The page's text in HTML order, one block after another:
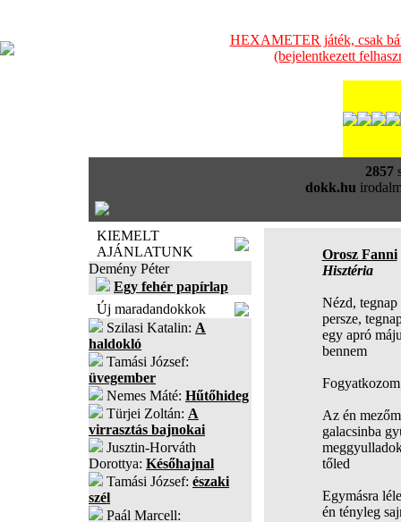
HEXAMETER játék, csak
(bejelentkezett
2857
dokk.hu
KIEMELT
AJÁNLATUNK
Demény Péter
Egy fehér papírlap
Új maradandokkok
Szilasi Katalin: A
haldokló
Tamási József:
üvegember
Nemes Máté: Hűtőhideg
Türjei Zoltán: A
virrasztás bajnokai
Jusztin-Horváth
Dorottya: Későhajnal
Tamási József: északi
szél
Paál Marcell:
Orosz Fanni
Hisztéria
Nézd, tegnap
persze,
egy apró
bennem
Az én
galacsinba
tőled
Egymásra
én tényleg